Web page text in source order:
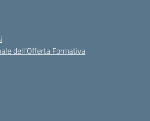
dell’Offerta Formativa